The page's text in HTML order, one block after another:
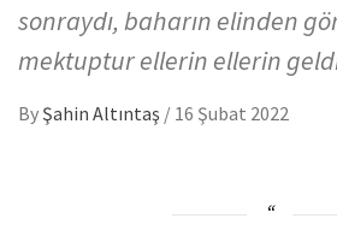
sonraydı, baharın elinden
mektuptur ellerin ellerin
By Şahin Altıntaş / 16 Şubat 2022